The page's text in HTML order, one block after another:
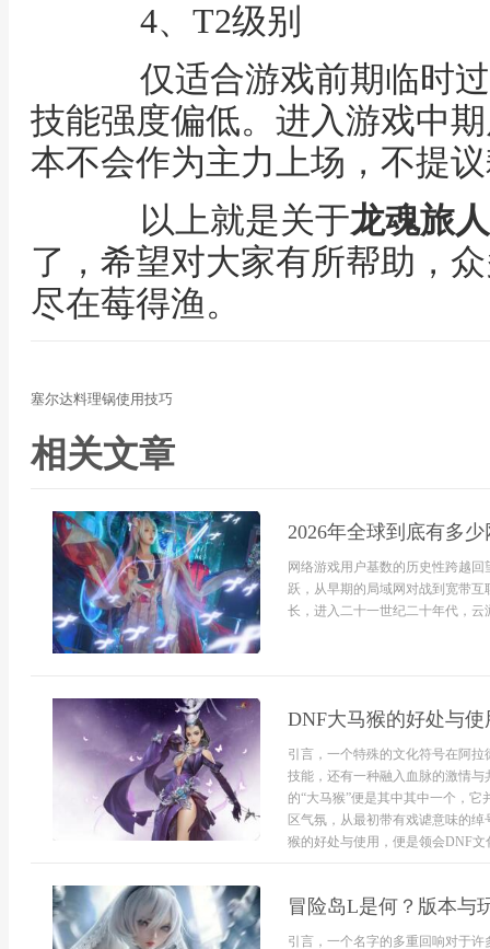
4、T2级别
仅适合游戏前期临时过
技能强度偏低。进入游戏中
本不会作为主力上场，不提
以上就是关于龙魂旅
了，希望对大家有所帮助，
尽在莓得渔。
塞尔达料理锅使用技巧
相关文章
2026年全球到底有多
网络游戏用户基数的历史性跨越
跃，从早期的局域网对战到宽带
长，进入二十一世纪二十年代，云
DNF大马猴的好处与使
引言，一个特殊的文化符号在阿
技能，还有一种融入血脉的激情
的“大马猴”便是其中其中一个，
区气氛，从最初带有戏谑意味的
猴的好处与使用，便是领会DNF文
冒险岛L是何？版本与
引言，一个名字的多重回响对于